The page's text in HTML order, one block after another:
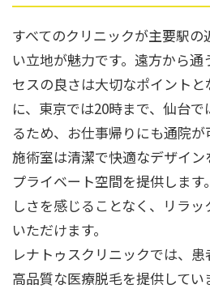
すべてのクリニックが主要駅
い立地が魅力です。遠方から
セスの良さは大切なポイントと
に、東京では20時まで、仙台
るため、お仕事帰りにも通院が
施術室は清潔で快適なデザイ
プライベート空間を提供しま
しさを感じることなく、リラ
いただけます。
レナトゥスクリニックでは、
高品質な医療脱毛を提供してい